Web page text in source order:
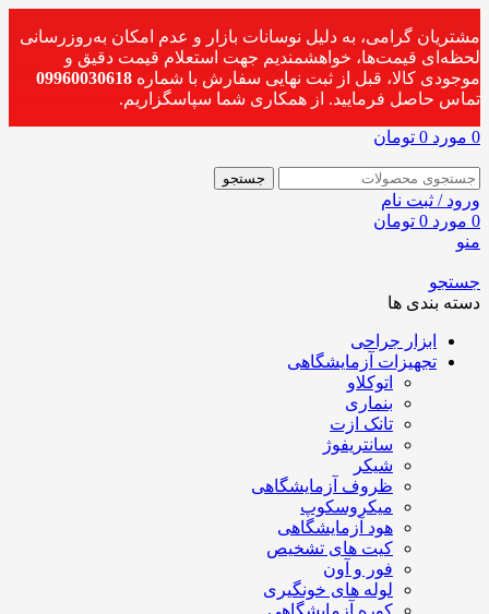
مشتریان گرامی، به دلیل نوسانات بازار و عدم امکان به‌روزرسانی
لحظه‌ای قیمت‌ها، خواهشمندیم جهت استعلام قیمت دقیق و
موجودی کالا، قبل از ثبت نهایی سفارش با شماره 09960030618
تماس حاصل فرمایید. از همکاری شما سپاسگزاریم.
0 مورد 0 تومان
جستجو
ورود / ثبت نام
0 مورد 0 تومان
منو
جستجو
دسته بندی ها
ابزار جراحی
تجهیزات آزمایشگاهی
اتوکلاو
بنماری
تانک ازت
سانتریفوژ
شیکر
ظروف آزمایشگاهی
میکروسکوپ
هود آزمایشگاهی
کیت های تشخیص
فور و آون
لوله های خونگیری
کوره آزمایشگاهی